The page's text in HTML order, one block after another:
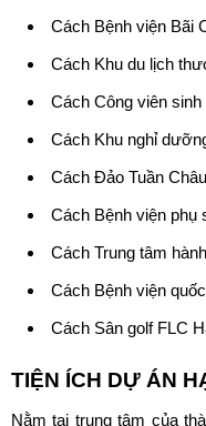
Cách Bệnh viện Bãi
Cách Khu du lịch
Cách Công viên
Cách Khu nghỉ
Cách Đảo Tuần
Cách Bệnh viện phụ
Cách Trung tâm
Cách Bệnh viện
Cách Sân golf FLC
TIỆN ÍCH DỰ ÁN
Nằm tại trung tâm của